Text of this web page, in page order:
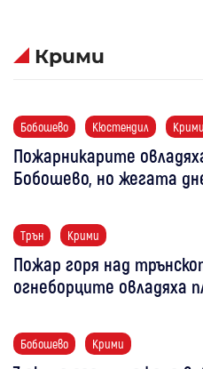
Крими
Бобошево Кюстендил Крими
Пожарникарите
Бобошево, но жегата
Трън Крими
Пожар горя над
огнеборците овладяха
Бобошево Крими